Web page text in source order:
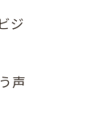
ジ
声